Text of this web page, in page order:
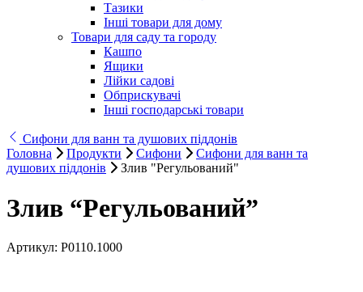
Тазики
Інші товари для дому
Товари для саду та городу
Кашпо
Ящики
Лійки садові
Обприскувачі
Інші господарські товари
Сифони для ванн та душових піддонів
Головна
Продукти Сифони
Сифони для ванн та
душових піддонів
Злив "Регульований"
Злив “Регульований”
Артикул: Р0110.1000